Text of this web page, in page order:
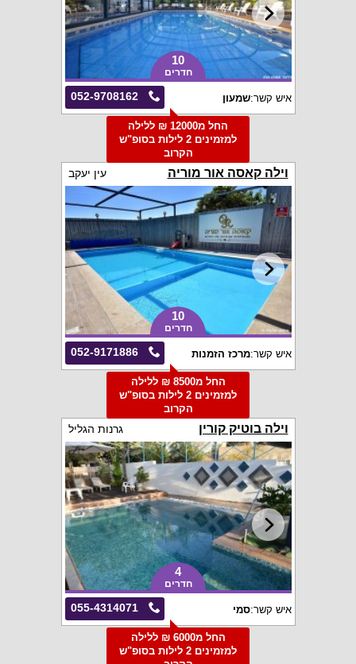
10
חדרים
052-9708162 איש קשר:שמעון
החל מ12000 ₪ ללילה
למזמינים 2 לילות בסופ"ש
הקרוב
וילה קאסה אור מוריה עין יעקב
10
חדרים
052-9171886 איש קשר:מרכז הזמנות
החל מ8500 ₪ ללילה
למזמינים 2 לילות בסופ"ש
הקרוב
וילה בוטיק קורין גרנות הגליל
4
חדרים
055-4314071 איש קשר:סמי
החל מ6000 ₪ ללילה
למזמינים 2 לילות בסופ"ש